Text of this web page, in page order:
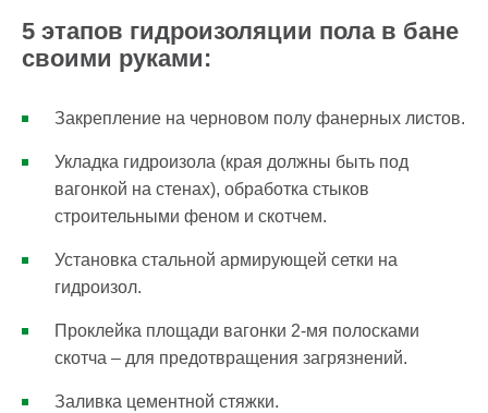
5 этапов гидроизоляции пола в бане
своими руками:
Закрепление на черновом полу фанерных листов.
Укладка гидроизола (края должны быть под
вагонкой на стенах), обработка стыков
строительными феном и скотчем.
Установка стальной армирующей сетки на
гидроизол.
Проклейка площади вагонки 2-мя полосками
скотча – для предотвращения загрязнений.
Заливка цементной стяжки.